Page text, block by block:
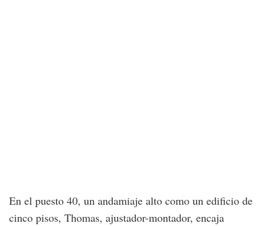
En el puesto 40, un andamiaje alto como un edificio de
cinco pisos, Thomas, ajustador-montador, encaja